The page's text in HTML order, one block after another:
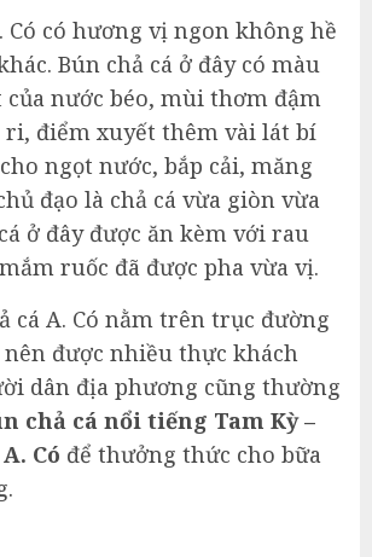
Có có hương vị ngon không hề
Bún chả cá ở đây có màu
của nước béo, mùi thơm đậm
ri, điểm xuyết thêm vài lát bí
ngọt nước, bắp cải, măng
đạo là chả cá vừa giòn vừa
ở đây được ăn kèm với rau
ruốc đã được pha vừa vị.
cá A. Có nằm trên trục đường
được nhiều thực khách
dân địa phương cũng thường
chả cá nổi tiếng Tam Kỳ –
Có để thưởng thức cho bữa